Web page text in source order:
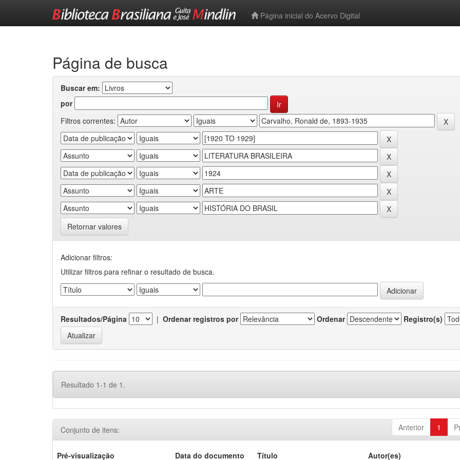
Página inicial do Acervo Digital
Página de busca
Buscar em:
por
Filtros correntes:
Retornar valores
Adicionar filtros:
Utilizar filtros para refinar o resultado de busca.
Resultados/Página | Ordenar registros por Ordenar Registro(s)
Resultado 1-1 de 1.
Anterior 1
Conjunto de itens:
Pré-visualização Data do documento Título Autor(es)